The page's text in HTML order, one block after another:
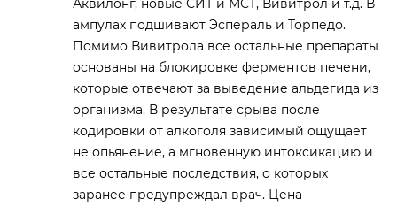
Аквилонг, новые СИТ и МСТ, Вивитрол и т.д. В
ампулах подшивают Эспераль и Торпедо.
Помимо Вивитрола все остальные препараты
основаны на блокировке ферментов печени,
которые отвечают за выведение альдегида из
организма. В результате срыва после
кодировки от алкоголя зависимый ощущает
не опьянение, а мгновенную интоксикацию и
все остальные последствия, о которых
заранее предупреждал врач. Цена